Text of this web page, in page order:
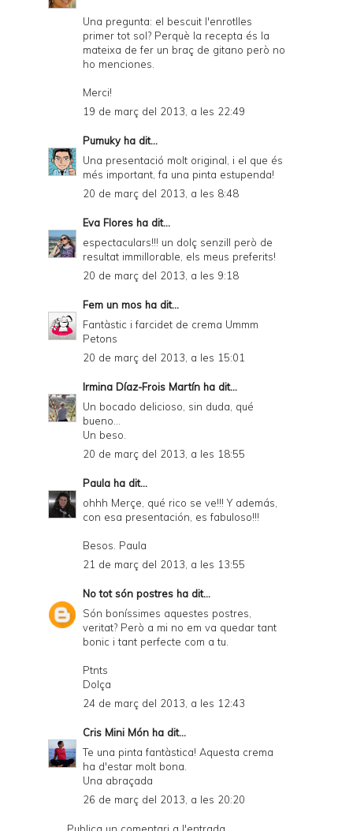
Una pregunta: el bescuit l'enrotlles
primer tot sol? Perquè la recepta és la
mateixa de fer un braç de gitano però no
ho menciones.
Merci!
19 de març del 2013, a les 22:49
Pumukyha dit...
Una presentació molt original, i el que és
més important, fa una pinta estupenda!
20 de març del 2013, a les 8:48
Eva Flores ha dit...
espectaculars!!! un dolç senzill però de
resultat immillorable, els meus preferits!
20 de març del 2013, a les 9:18
Fem un mos ha dit...
Fantàstic i farcidet de crema Ummm
Petons
20 de març del 2013, a les 15:01
Irmina Díaz-Frois Martín ha dit...
Un bocado delicioso, sin duda, qué
bueno...
Un beso.
20 de març del 2013, a les 18:55
Paula ha dit...
ohhh Merçe, qué rico se ve!!! Y además,
con esa presentación, es fabuloso!!!
Besos. Paula
21 de març del 2013, a les 13:55
No tot són postres ha dit...
Són boníssimes aquestes postres,
veritat? Però a mi no em va quedar tant
bonic i tant perfecte com a tu.
Ptnts
Dolça
24 de març del 2013, a les 12:43
Cris Mini Món ha dit...
Te una pinta fantàstica! Aquesta crema
ha d'estar molt bona.
Una abraçada
26 de març del 2013, a les 20:20